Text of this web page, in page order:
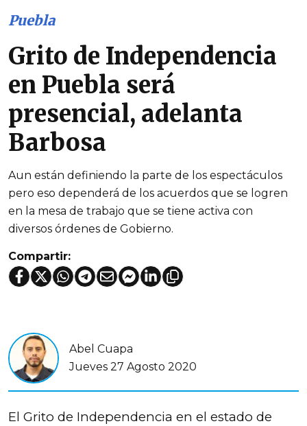
Puebla
Grito de Independencia
en Puebla será
presencial, adelanta
Barbosa
Aun están definiendo la parte de los espectáculos
pero eso dependerá de los acuerdos que se logren
en la mesa de trabajo que se tiene activa con
diversos órdenes de Gobierno.
Compartir:
Abel Cuapa
Jueves 27 Agosto 2020
El Grito de Independencia en el estado de